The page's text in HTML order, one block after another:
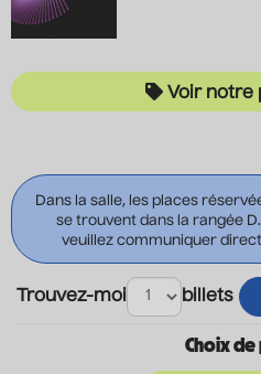
Voir notre
Dans la salle, les places
se trouvent dans la rangée
veuillez communiquer
Trouvez-moi billets
Choix de